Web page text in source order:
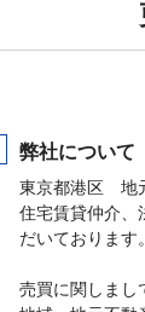
弊社について
東京都港区 地
住宅賃貸仲介、
だいております。
売買に関しまし